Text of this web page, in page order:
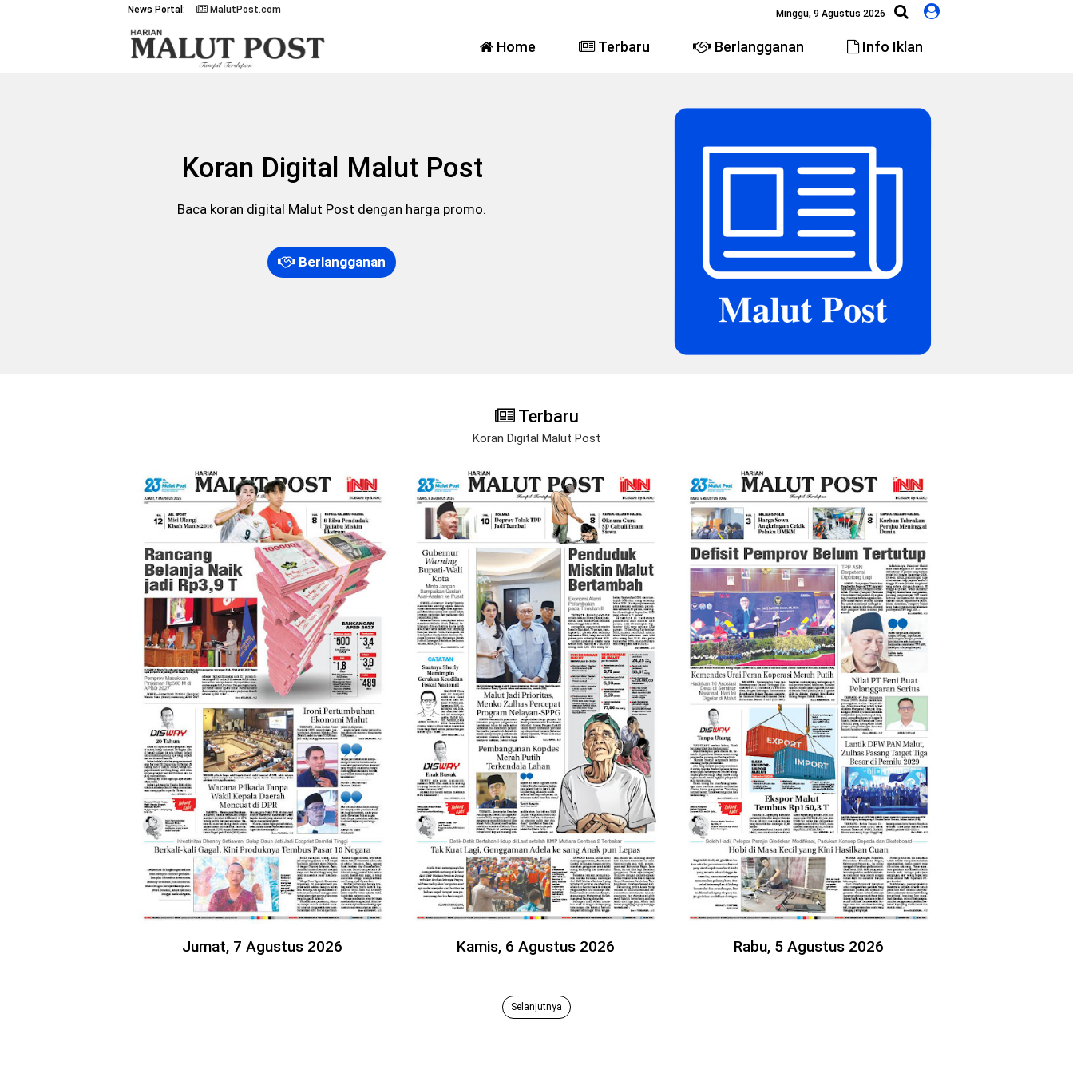
Minggu, 9 Agustus 2026
News Portal: MalutPost.com
Home Terbaru Berlangganan Info Iklan
Koran Digital Malut Post
Baca koran digital Malut Post dengan harga promo.
Berlangganan
Terbaru
Koran Digital Malut Post
Jumat, 7 Agustus 2026 Kamis, 6 Agustus 2026 Rabu, 5 Agustus 2026
Selanjutnya